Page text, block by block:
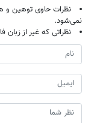
نظرات حاوی توهین و
نمی‌شود.
نظراتی که غیر از